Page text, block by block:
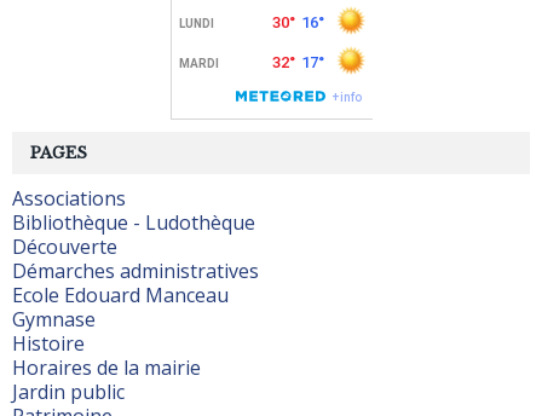
PAGES
Associations
Bibliothèque - Ludothèque
Découverte
Démarches administratives
Ecole Edouard Manceau
Gymnase
Histoire
Horaires de la mairie
Jardin public